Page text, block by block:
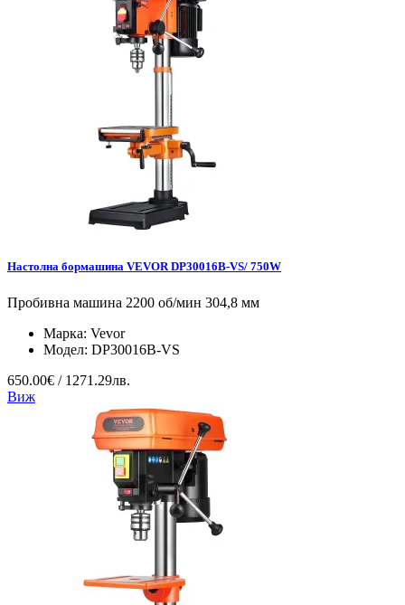
Настолна бормашина VEVOR DP30016B-VS/ 750W
Пробивна машина 2200 об/мин 304,8 мм
Марка: Vevor
Модел: DP30016B-VS
650.00€ / 1271.29лв.
Виж